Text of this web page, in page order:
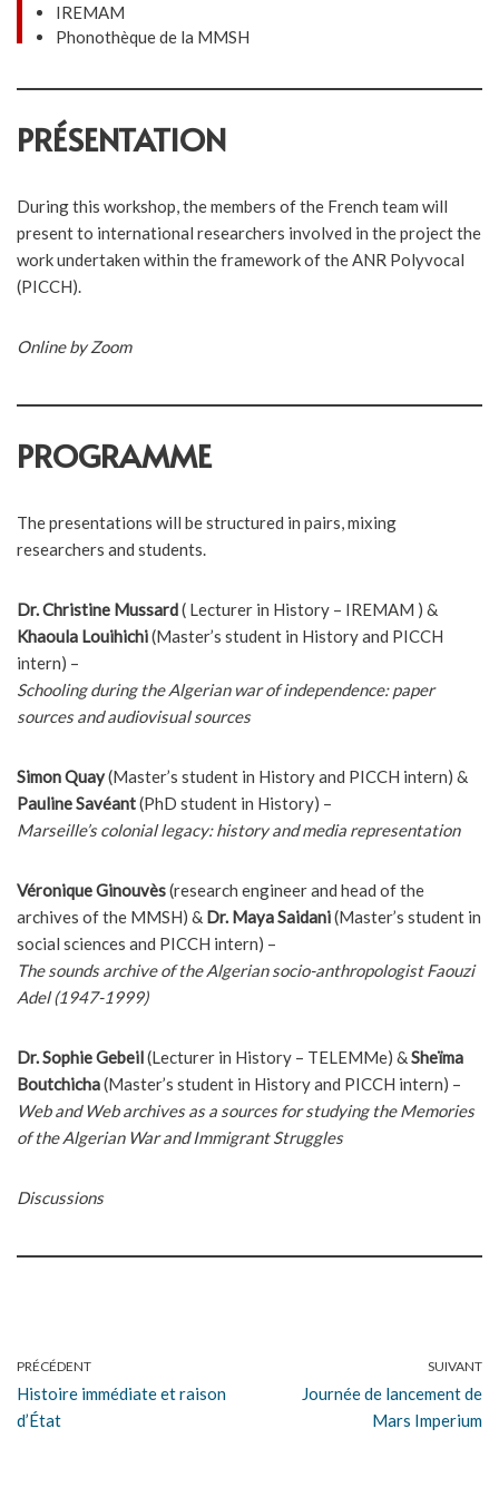
IREMAM
Phonothèque de la MMSH
PRÉSENTATION
During this workshop, the members of the French team will
present to international researchers involved in the project the
work undertaken within the framework of the ANR Polyvocal
(PICCH).
Online by Zoom
PROGRAMME
The presentations will be structured in pairs, mixing
researchers and students.
Dr. Christine Mussard( Lecturer in History – IREMAM ) &
Khaoula Louihichi(Master’s student in History and PICCH
intern) –
Schooling during the Algerian war of independence: paper
sources and audiovisual sources
Simon Quay(Master’s student in History and PICCH intern) &
Pauline Savéant(PhD student in History) –
Marseille’s colonial legacy: history and media representation
Véronique Ginouvès(research engineer and head of the
archives of the MMSH) & Dr. Maya Saidani(Master’s student in
social sciences and PICCH intern) –
The sounds archive of the Algerian socio-anthropologist Faouzi
Adel (1947-1999)
Dr. Sophie Gebeil(Lecturer in History – TELEMMe) &Sheïma
Boutchicha(Master’s student in History and PICCH intern) –
Web and Web archives as a sources for studying the Memories
of the Algerian War and Immigrant Struggles
Discussions
PRÉCÉDENT
Histoire immédiate et raison
d’État
SUIVANT
Journée de lancement de
Mars Imperium